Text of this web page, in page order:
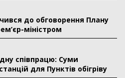
до обговорення Плану
міністром
співпрацю: Суми
для Пунктів обігріву